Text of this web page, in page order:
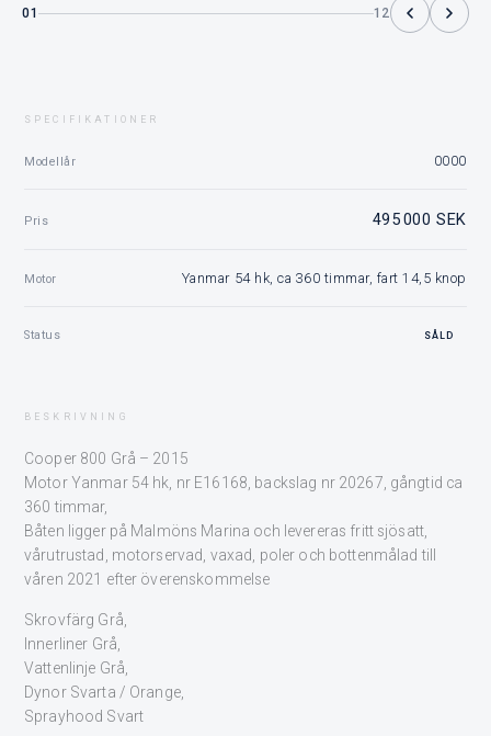
01 12
SPECIFIKATIONER
Modellår 0000
Pris 495 000 SEK
Motor Yanmar 54 hk, ca 360 timmar, fart 14,5 knop
Status SÅLD
BESKRIVNING
Cooper 800 Grå – 2015
Motor Yanmar 54 hk, nr E16168, backslag nr 20267, gångtid ca
360 timmar,
Båten ligger på Malmöns Marina och levereras fritt sjösatt,
vårutrustad, motorservad, vaxad, poler och bottenmålad till
våren 2021 efter överenskommelse
Skrovfärg Grå,
Innerliner Grå,
Vattenlinje Grå,
Dynor Svarta / Orange,
Sprayhood Svart